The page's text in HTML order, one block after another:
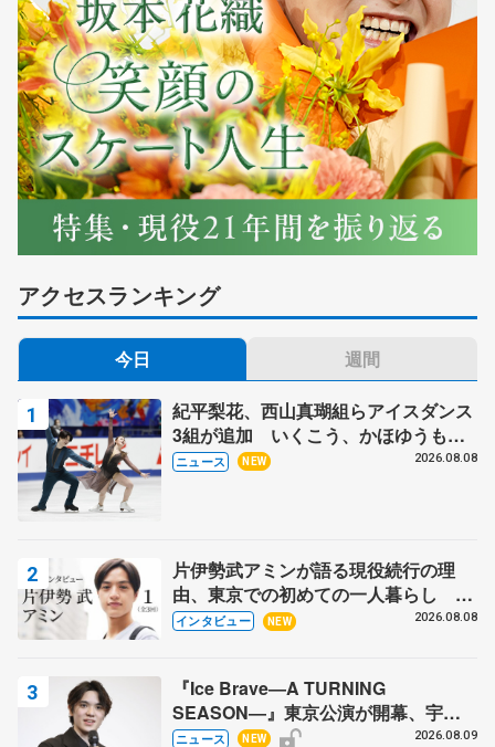
アクセスランキング
今日 週間
紀平梨花、西山真瑚組らアイスダンス
3組が追加 いくこう、かほゆうも、
木下グループ杯
ニュース NEW 2026.08.08
片伊勢武アミンが語る現役続行の理
由、東京での初めての一人暮らし 注
目スケーターの「今」に迫る
インタビュー NEW 2026.08.08
『Ice Brave―A TURNING
SEASON―』東京公演が開幕、宇野
昌磨の『Ice Brave』にかける思いを
ニュース NEW 2026.08.09